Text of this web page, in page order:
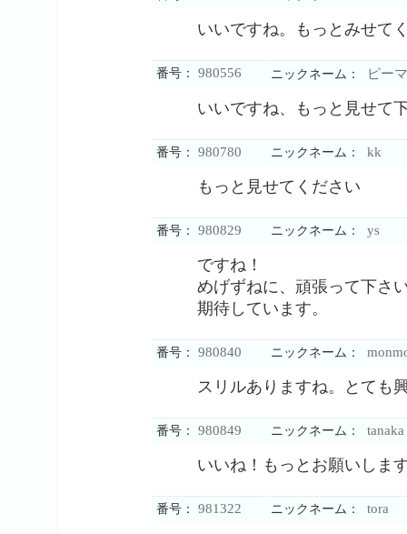
いいですね。もっとみせて
番号： 980556 ニックネーム： ピー
いいですね、もっと見せて
番号： 980780 ニックネーム： kk
もっと見せてください
番号： 980829 ニックネーム： ys
ですね！
めげずねに、頑張って下さ
期待しています。
番号： 980840 ニックネーム：
スリルありますね。とても
番号： 980849 ニックネーム： tanaka
いいね！もっとお願いしま
番号： 981322 ニックネーム： tora